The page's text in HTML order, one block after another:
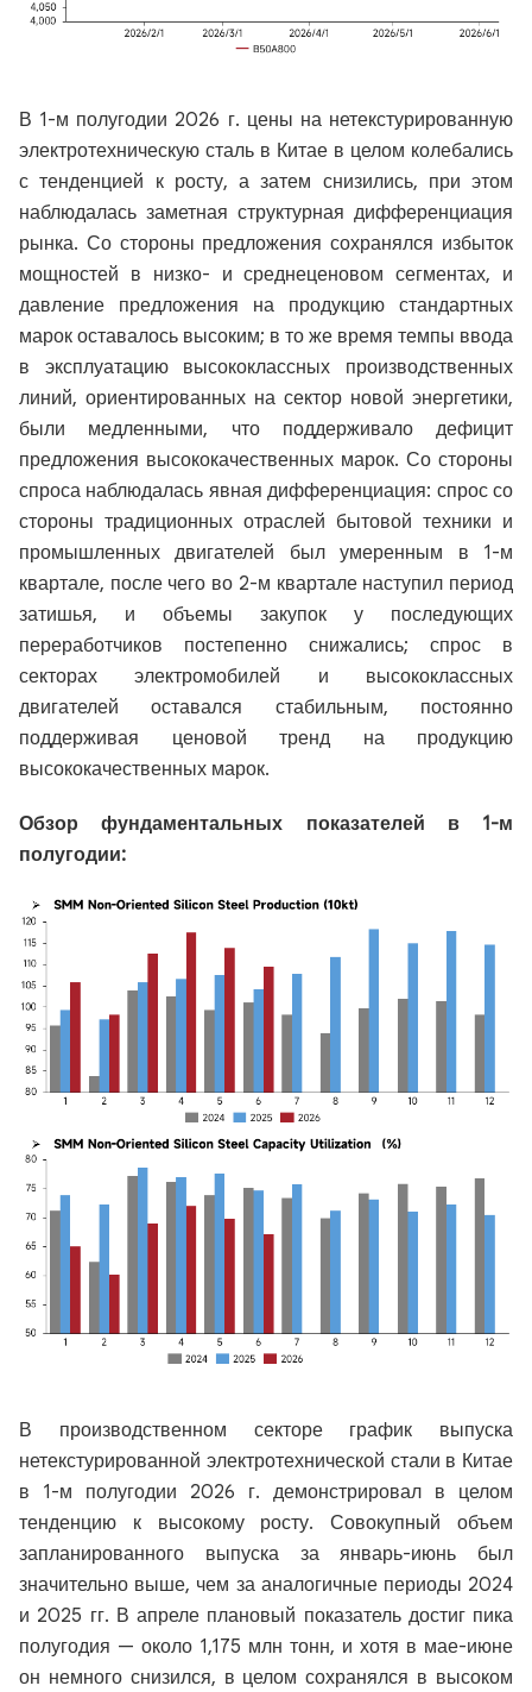
В 1-м полугодии 2026 г. цены на нетекстурированную
электротехническую сталь в Китае в целом колебались
с тенденцией к росту, а затем снизились, при этом
наблюдалась заметная структурная дифференциация
рынка. Со стороны предложения сохранялся избыток
мощностей в низко- и среднеценовом сегментах, и
давление предложения на продукцию стандартных
марок оставалось высоким; в то же время темпы ввода
в эксплуатацию высококлассных производственных
линий, ориентированных на сектор новой энергетики,
были медленными, что поддерживало дефицит
предложения высококачественных марок. Со стороны
спроса наблюдалась явная дифференциация: спрос со
стороны традиционных отраслей бытовой техники и
промышленных двигателей был умеренным в 1-м
квартале, после чего во 2-м квартале наступил период
затишья, и объемы закупок у последующих
переработчиков постепенно снижались; спрос в
секторах электромобилей и высококлассных
двигателей оставался стабильным, постоянно
поддерживая ценовой тренд на продукцию
высококачественных марок.
Обзор фундаментальных показателей в 1-м
полугодии:
В производственном секторе график выпуска
нетекстурированной электротехнической стали в Китае
в 1-м полугодии 2026 г. демонстрировал в целом
тенденцию к высокому росту. Совокупный объем
запланированного выпуска за январь-июнь был
значительно выше, чем за аналогичные периоды 2024
и 2025 гг. В апреле плановый показатель достиг пика
полугодия — около 1,175 млн тонн, и хотя в мае-июне
он немного снизился, в целом сохранялся в высоком